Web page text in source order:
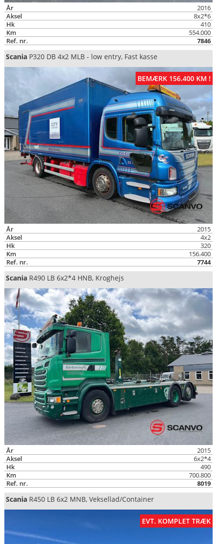
År
2016
Aksel
8x2*6
Hk
410
Km
554.000
Ref. nr.
7846
ScaniaP320 DB 4x2 MLB - low entry, Fast kasse
BEMÆRK 156.400 KM !
År
2015
Aksel
4x2
Hk
320
Km
156.400
Ref. nr.
7744
ScaniaR490 LB 6x2*4 HNB, Kroghejs
År
2015
Aksel
6x2*4
Hk
490
Km
700.800
Ref. nr.
8019
ScaniaR450 LB 6x2 MNB, Veksellad/Container
EVT. KOMPLET TRÆK